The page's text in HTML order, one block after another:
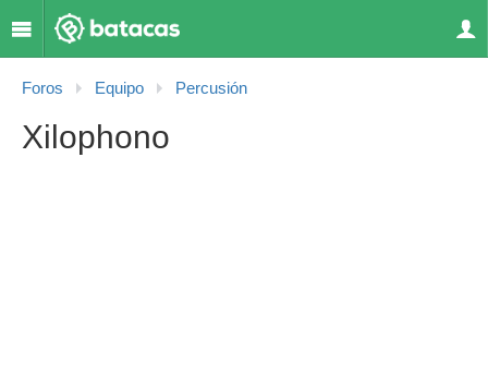
Foros Equipo Percusión
Xilophono